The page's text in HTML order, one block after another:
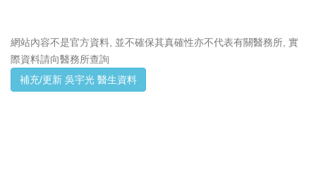
網站內容不是官方資料, 並不確保其真確性亦不代表有關醫務所, 實
際資料請向醫務所查詢
補充/更新 吳宇光 醫生資料